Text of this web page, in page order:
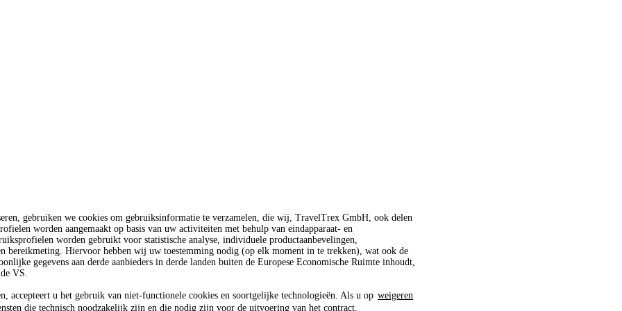
gebruiken we cookies om gebruiksinformatie te verzamelen, die wij, TravelTrex GmbH, ook delen
worden aangemaakt op basis van uw activiteiten met behulp van eindapparaat- en
worden gebruikt voor statistische analyse, individuele productaanbevelingen,
bereikmeting. Hiervoor hebben wij uw toestemming nodig (op elk moment in te trekken), wat ook de
gegevens aan derde aanbieders in derde landen buiten de Europese Economische Ruimte inhoudt,
VS.
accepteert u het gebruik van niet-functionele cookies en soortgelijke technologieën. Als u op weigeren
die technisch noodzakelijk zijn en die nodig zijn voor de uitvoering van het contract.